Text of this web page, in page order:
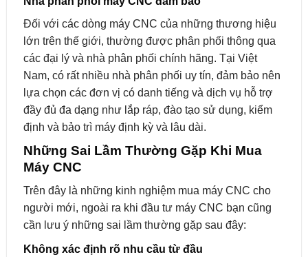
Đối với các dòng máy CNC của những thương hiệu
lớn trên thế giới, thường được phân phối thông qua
các đại lý và nhà phân phối chính hãng. Tại Việt
Nam, có rất nhiều nhà phân phối uy tín, đảm bảo nên
lựa chọn các đơn vị có danh tiếng và dịch vụ hỗ trợ
đầy đủ đa dạng như lắp ráp, đào tạo sử dụng, kiểm
định và bảo trì máy định kỳ và lâu dài.
Những Sai Lầm Thường Gặp Khi Mua
Máy CNC
Trên đây là những kinh nghiệm mua máy CNC cho
người mới, ngoài ra khi đầu tư máy CNC bạn cũng
cần lưu ý những sai lầm thường gặp sau đây:
Không xác định rõ nhu cầu từ đầu